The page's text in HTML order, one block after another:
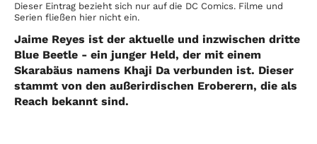
Dieser Eintrag bezieht sich nur auf die DC Comics. Filme und
Serien fließen hier nicht ein.
Jaime Reyes ist der aktuelle und inzwischen dritte
Blue Beetle - ein junger Held, der mit einem
Skarabäus namens Khaji Da verbunden ist. Dieser
stammt von den außerirdischen Eroberern, die als
Reach bekannt sind.